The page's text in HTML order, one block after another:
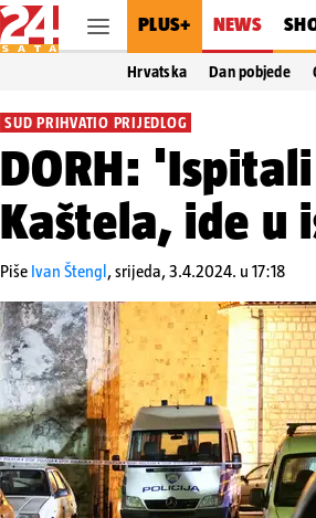
PLUS+ NEWS
Hrvatska Dan pobjede
SUD PRIHVATIO PRIJEDLOG
DORH:
Kaštela, ide u
Piše Ivan Štengl,srijeda, 3.4.2024. u 17:18